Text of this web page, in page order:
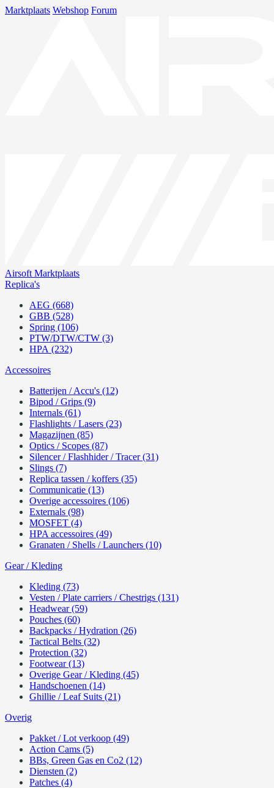
Marktplaats Webshop Forum
Airsoft Marktplaats
Replica's
AEG (668)
GBB (528)
Spring (106)
PTW/DTW/CTW (3)
HPA (232)
Accessoires
Batterijen / Accu's (12)
Bipod / Grips (9)
Internals (61)
Flashlights / Lasers (23)
Magazijnen (85)
Optics / Scopes (87)
Silencer / Flashhider / Tracer (31)
Slings (7)
Replica tassen / koffers (35)
Communicatie (13)
Overige accessoires (106)
Externals (98)
MOSFET (4)
HPA accessoires (49)
Granaten / Shells / Launchers (10)
Gear / Kleding
Kleding (73)
Vesten / Plate carriers / Chestrigs (131)
Headwear (59)
Pouches (60)
Backpacks / Hydration (26)
Tactical Belts (32)
Protection (32)
Footwear (13)
Overige Gear / Kleding (45)
Handschoenen (14)
Ghillie / Leaf Suits (21)
Overig
Pakket / Lot verkoop (49)
Action Cams (5)
BBs, Green Gas en Co2 (12)
Diensten (2)
Patches (4)